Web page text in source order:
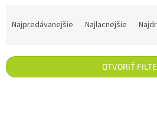
Najpredávanejšie Najlacnejšie
OTVORIŤ